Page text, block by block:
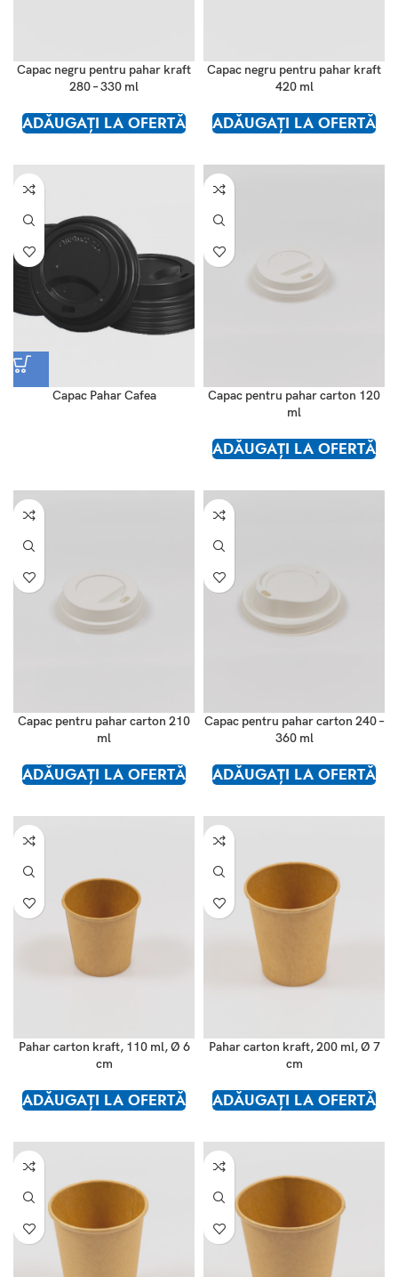
Capac negru pentru pahar kraft
280 – 330 ml
ADĂUGAȚI LA OFERTĂ
Capac negru pentru pahar kraft
420 ml
ADĂUGAȚI LA OFERTĂ
Capac Pahar Cafea
Capac pentru pahar carton 120
ml
ADĂUGAȚI LA OFERTĂ
Capac pentru pahar carton 210
ml
ADĂUGAȚI LA OFERTĂ
Capac pentru pahar carton 240 –
360 ml
ADĂUGAȚI LA OFERTĂ
Pahar carton kraft, 110 ml, Ø 6
cm
ADĂUGAȚI LA OFERTĂ
Pahar carton kraft, 200 ml, Ø 7
cm
ADĂUGAȚI LA OFERTĂ